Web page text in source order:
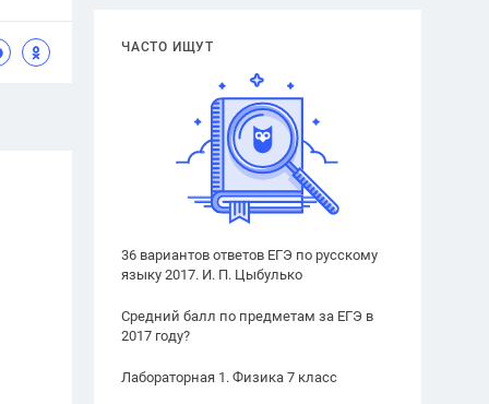
ЧАСТО ИЩУТ
36 вариантов ответов ЕГЭ по русскому
языку 2017. И. П. Цыбулько
Средний балл по предметам за ЕГЭ в
2017 году?
Лабораторная 1. Физика 7 класс